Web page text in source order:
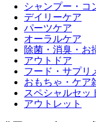
シャンプー・コ
デイリーケア
パーツケア
オーラルケア
除菌・消臭・お
アウトドア
フード・サプリ
おもちゃ・ケア
スペシャルセッ
アウトレット